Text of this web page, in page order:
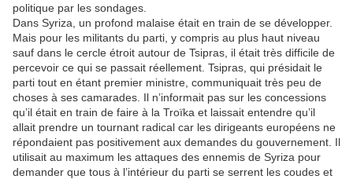
politique par les sondages.
Dans Syriza, un profond malaise était en train de se développer.
Mais pour les militants du parti, y compris au plus haut niveau
sauf dans le cercle étroit autour de Tsipras, il était très difficile de
percevoir ce qui se passait réellement. Tsipras, qui présidait le
parti tout en étant premier ministre, communiquait très peu de
choses à ses camarades. Il n’informait pas sur les concessions
qu’il était en train de faire à la Troïka et laissait entendre qu’il
allait prendre un tournant radical car les dirigeants européens ne
répondaient pas positivement aux demandes du gouvernement. Il
utilisait au maximum les attaques des ennemis de Syriza pour
demander que tous à l’intérieur du parti se serrent les coudes et